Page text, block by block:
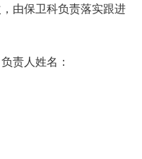
由保卫科负责落实跟进
责人姓名：